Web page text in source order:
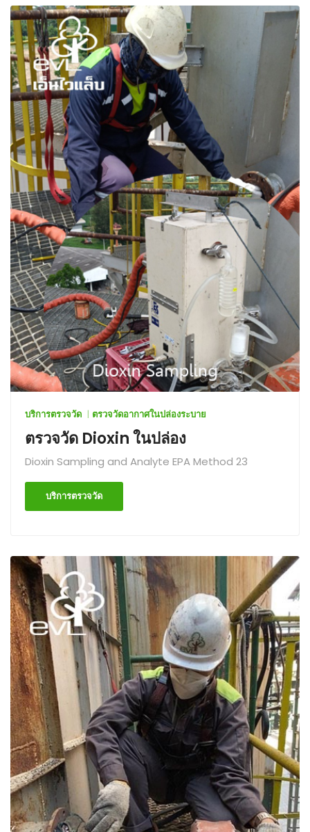
บริการตรวจวัด ตรวจวัดอากาศในปล่องระบาย
ตรวจวัด Dioxin ในปล่อง
Dioxin Sampling and Analyte EPA Method 23
บริการตรวจวัด